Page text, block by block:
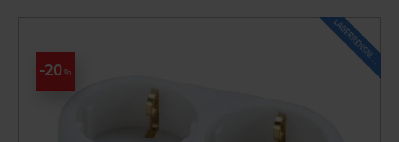
20 %
L
A
G
E
R
R
E
N
S
N
I
N
G